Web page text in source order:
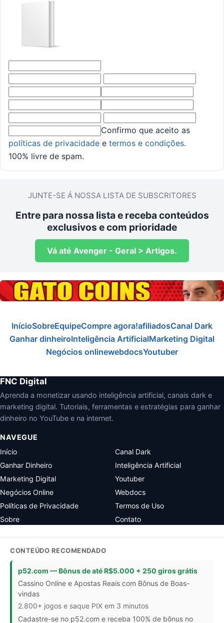
Confirmo que aceito as
políticas de privacidade e termos e condições.
100% livre de spam.
JUNTE-SE Á NOSSA LISTA DE SUBSCRITORES
Entre para nossa lista e receba conteúdos
exclusivos e com prioridade
Vá até Avenger - Geral > Artigos.
InícioSobreEquipeCompre agora!afiliadosCanal Dark
Ganhar dinheiroInteligência ArtificialMarketing Digital
Negócios onlinewebdocsYoutuber
FNC Digital
Aprenda a monetizar usando inteligência artificial, canais dark e
marketing digital. Tutoriais, ferramentas e estratégias para ganhar
dinheiro no YouTube e na internet.
NAVEGUE
Início
Canal Dark
Ganhar Dinheiro
Inteligência Artificial
Marketing Digital
Youtuber
Negócios Online
Webdocs
Políticas de Privacidade
Termos de Uso
Sobre
Contato
CONTEÚDO RECOMENDADO
p52.com — Bônus de até R$5.000 + 250 giros grátis
Cassino Online e Apostas Reais com Bônus de Boas-
vindas
2.800+ jogos e saque PIX em 3 minutos
Cadastre-se no p52.com e receba 100% de bônus no